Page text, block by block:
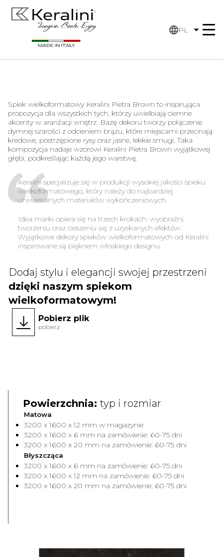
PL
Spiek wielkoformatowy Keralini Pietra Brown to inspirująca
propozycja dla wszystkich tych, którzy uwielbiają ciemne
akcenty w aranżacji wnętrz. Bazę dekoru tworzy połączenie
dymnej szarości z odcieniem brązu, które miejscami przecinają
kredowe, postrzępione rysy oraz jasne, lekkie smugi. Taka
kompozycja nadaje wzorowi Keralini Pietra Brown wyjątkowej
głębi, podkreślając każdą jego warstwę.
Keralini specjalizuje się w produkcji wysokiej jakości spieku
wielkoformatowego, który należy do najbardziej
uniwersalnych materiałów wykończeniowych.
Idea marki opiera się na trzech krokach: wyobraźni,
tworzeniu oraz cieszeniu się z uzyskanych efektów.
Wyjątkowe dekory spieków wielkoformatowych od Keralini
inspirowane są pięknem włoskiego designu.
Dodaj stylu i elegancji swojej przestrzeni
dzięki naszym spiekom
wielkoformatowym!
Pobierz plik
pobierz
Powierzchnia: typ i rozmiar
Matowa
3200 x 1600 x 12 mm w magazynie
3200 x 1600 x 6 mm na zamówienie: 60-75 dni
3200 x 1600 x 20 mm na zamówienie: 60-75 dni
Błyszcząca
3200 x 1600 x 6 mm na zamówienie: 60-75 dni
3200 x 1600 x 12 mm na zamówienie: 60-75 dni
3200 x 1600 x 20 mm na zamówienie: 60-75 dni